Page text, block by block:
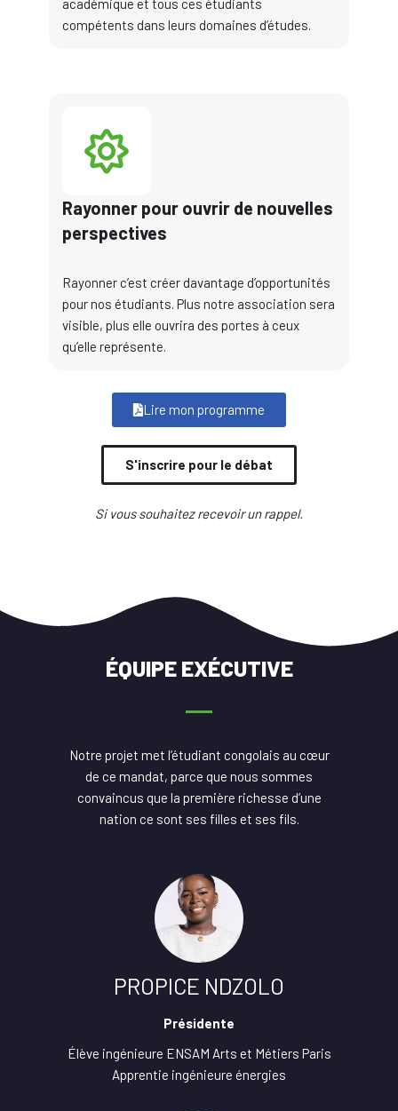
académique et tous ces étudiants
compétents dans leurs domaines d’études.
Rayonner pour ouvrir de nouvelles
perspectives
Rayonner c’est créer davantage d’opportunités
pour nos étudiants. Plus notre association sera
visible, plus elle ouvrira des portes à ceux
qu’elle représente.
Lire mon programme
S'inscrire pour le débat
Si vous souhaitez recevoir un rappel.
ÉQUIPE EXÉCUTIVE
Notre projet met l’étudiant congolais au cœur
de ce mandat, parce que nous sommes
convaincus que la première richesse d’une
nation ce sont ses filles et ses fils.
PROPICE NDZOLO
Présidente
Élève ingénieure ENSAM Arts et Métiers Paris
Apprentie ingénieure énergies